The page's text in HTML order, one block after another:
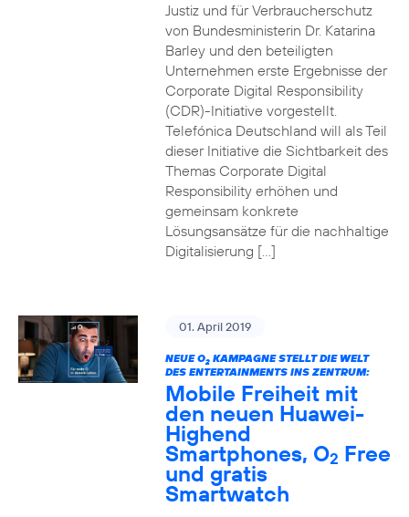
Justiz und für Verbraucherschutz
von Bundesministerin Dr. Katarina
Barley und den beteiligten
Unternehmen erste Ergebnisse der
Corporate Digital Responsibility
(CDR)-Initiative vorgestellt.
Telefónica Deutschland will als Teil
dieser Initiative die Sichtbarkeit des
Themas Corporate Digital
Responsibility erhöhen und
gemeinsam konkrete
Lösungsansätze für die nachhaltige
Digitalisierung […]
01. April 2019
NEUE O2KAMPAGNE STELLT DIE WELT
DES ENTERTAINMENTS INS ZENTRUM:
Mobile Freiheit mit
den neuen Huawei-
Highend
Smartphones, O2 Free
und gratis
Smartwatch